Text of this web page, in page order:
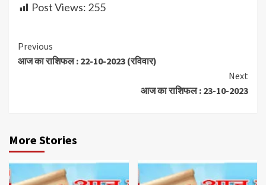
Post Views: 255
Continue
Reading
Previous
आज का राशिफल : 22-10-2023 (रविवार)
Next
आज का राशिफल : 23-10-2023
More Stories